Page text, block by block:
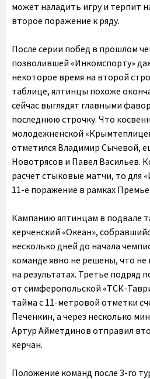
может наладить игру и терпит
второе поражение к ряду.
После серии побед в прошлом
позволившей «Инкомспорту»
некоторое время на второй
таблице, ялтинцы похоже
сейчас выглядят главными
последнюю строчку. Что
молодежненской
отметился Владимир Сычевой,
Новотрясов и Павел Васильев.
расчет стыковые матчи, то для
11-е поражение в рамках
Кампанию ялтинцам в подвале
керченский «Океан»,
несколько дней до начала
команде явно не решены, что не
на результатах. Третье подряд
от симферопольской «ТСК-
тайма с 11-метровой отметки
Печенкин, а через несколько
Артур Айметдинов отправил
керчан.
Положение команд после 3-го